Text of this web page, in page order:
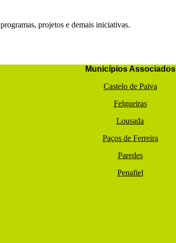
projetos e demais iniciativas.
Municípios Associados
Castelo de Paiva
Felgueiras
Lousada
Paços de Ferreira
Paredes
Penafiel